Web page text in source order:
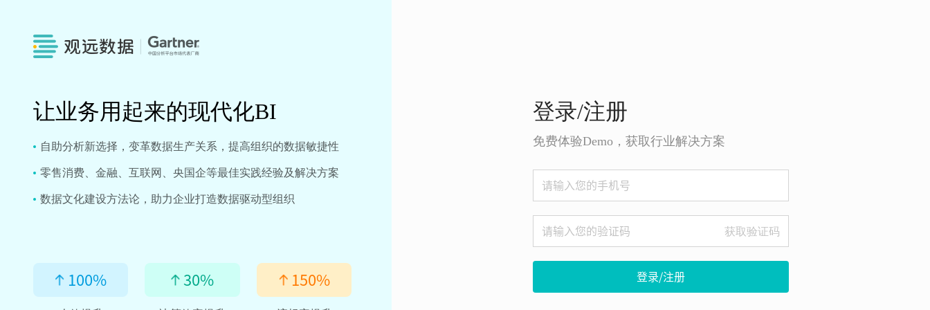
让业务用起来的现代化BI
自助分析新选择，变革数据生产关系，提高组织的数据敏捷性
零售消费、金融、互联网、央国企等最佳实践经验及解决方案
数据文化建设方法论，助力企业打造数据驱动型组织
100% 30% 150%
登录/注册
免费体验Demo，获取行业解决方案
获取验证码
登录/注册